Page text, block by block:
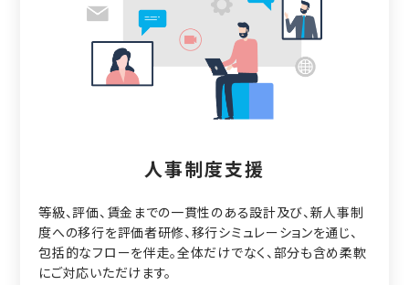
人事制度支援
等級、評価、賃金までの一貫性のある設計及び、新人事制
度への移行を評価者研修、移行シミュレーションを通じ、
包括的なフローを伴走。全体だけでなく、部分も含め柔軟
にご対応いただけます。